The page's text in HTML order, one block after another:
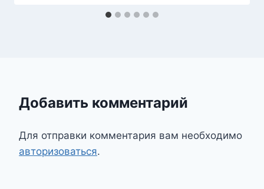
Добавить комментарий
Для отправки комментария вам необходимо
авторизоваться.